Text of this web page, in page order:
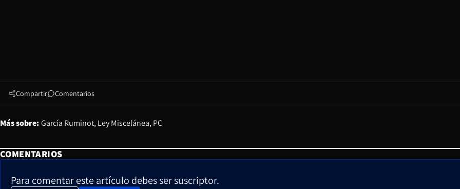
Compartir Comentarios
Más sobre:García Ruminot Ley Miscelánea PC
COMENTARIOS
Para comentar este artículo debes ser suscriptor.